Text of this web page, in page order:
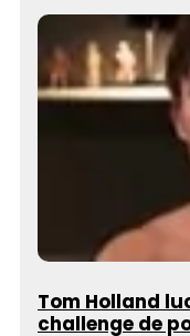
Tom Holland
challenge de